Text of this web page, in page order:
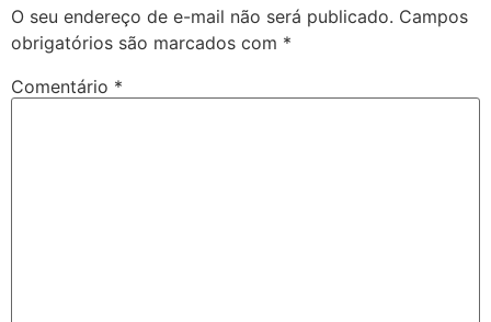
O seu endereço de e-mail não será publicado. Campos
obrigatórios são marcados com *
Comentário *